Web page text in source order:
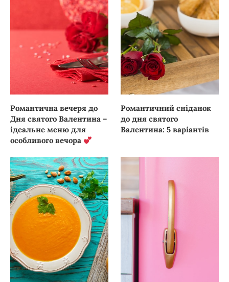
Романтична вечеря до
Дня святого Валентина –
ідеальне меню для
особливого вечора
Романтичний сніданок
до дня святого
Валентина: 5 варіантів